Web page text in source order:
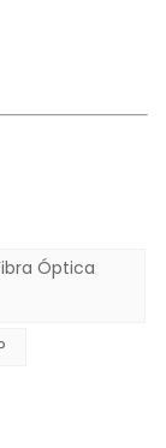
Óptica